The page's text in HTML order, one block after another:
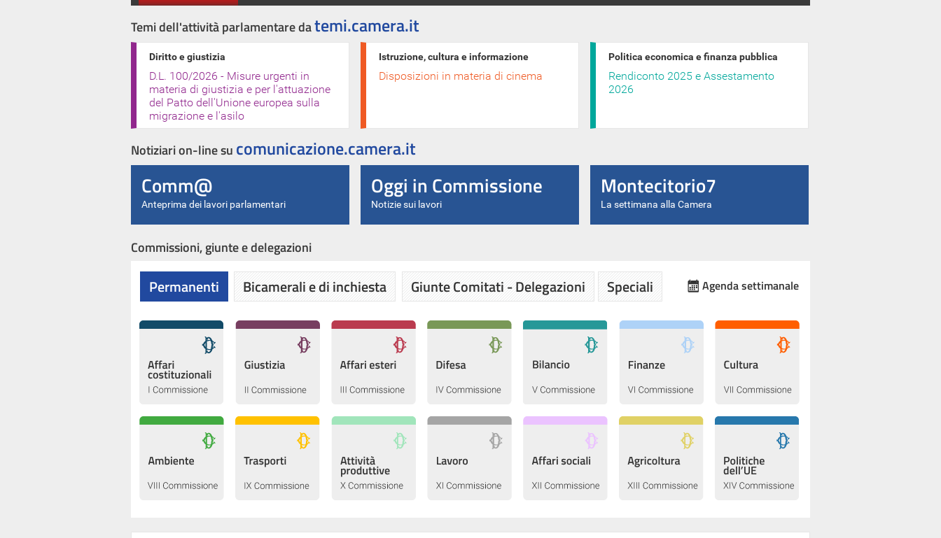
Temi dell'attività parlamentare datemi.camera.it
Diritto e giustizia
D.L. 100/2026 - Misure urgenti in
materia di giustizia e per l'attuazione
del Patto dell'Unione europea sulla
migrazione e l'asilo
Istruzione, cultura e informazione
Disposizioni in materia di cinema
Politica economica e finanza pubblica
Rendiconto 2025 e Assestamento
2026
Notiziari on-line su comunicazione.camera.it
Comm@
Anteprima dei lavori parlamentari
Oggi in Commissione
Notizie sui lavori
Montecitorio7
La settimana alla Camera
Commissioni, giunte e delegazioni
Permanenti Agenda settimanale
Bicamerali e di inchiesta Giunte Comitati - Delegazioni Speciali